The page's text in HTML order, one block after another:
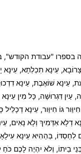
"עבודת הקודש",
עֵינָא תִכְלְתָא,
שׁוֹאֶבֶת, עֵינָא
עַיִן דִּגְרוּשָׁה, כָּל מִין
גּוֹ חִיוַּור, עֵינָא
דְלָא אִדְּמִיךְ וְלָא נָאִים,
לְחַסְדּוֹ, בְּהַהִיא עֵינָא
וְלֹא יִהְיֶה לָכֶם